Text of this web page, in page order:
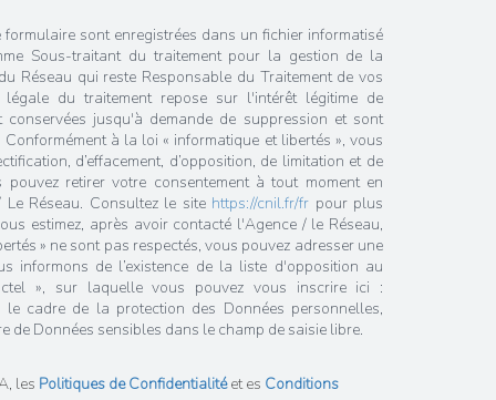
sont enregistrées dans un fichier informatisé
Sous-traitant du traitement pour la gestion de la
Réseau qui reste Responsable du Traitement de vos
du traitement repose sur l'intérêt légitime de
jusqu'à demande de suppression et sont
à la loi « informatique et libertés », vous
d’effacement, d’opposition, de limitation et de
retirer votre consentement à tout moment en
Réseau. Consultez le site https://cnil.fr/fr pour plus
estimez, après avoir contacté l'Agence / le Réseau,
» ne sont pas respectés, vous pouvez adresser une
informons de l’existence de la liste d'opposition au
», sur laquelle vous pouvez vous inscrire ici :
le cadre de la protection des Données personnelles,
de Données sensibles dans le champ de saisie libre.
les Politiques de Confidentialitéet es Conditions